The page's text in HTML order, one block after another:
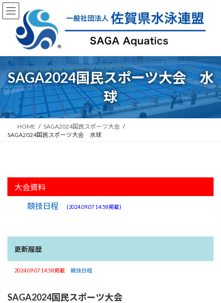
コ
ン
ッ
プ
ナ
ビ
移
動
SAGA2024国民スポーツ大会 水
球
HOME
SAGA2024国民スポーツ大会
SAGA2024国民スポーツ大会 水球
大会資料
競技日程
(2024.09.07 14:58掲載)
更新履歴
2024.09.07 14:58掲載 競技日程
SAGA2024国民スポーツ大会